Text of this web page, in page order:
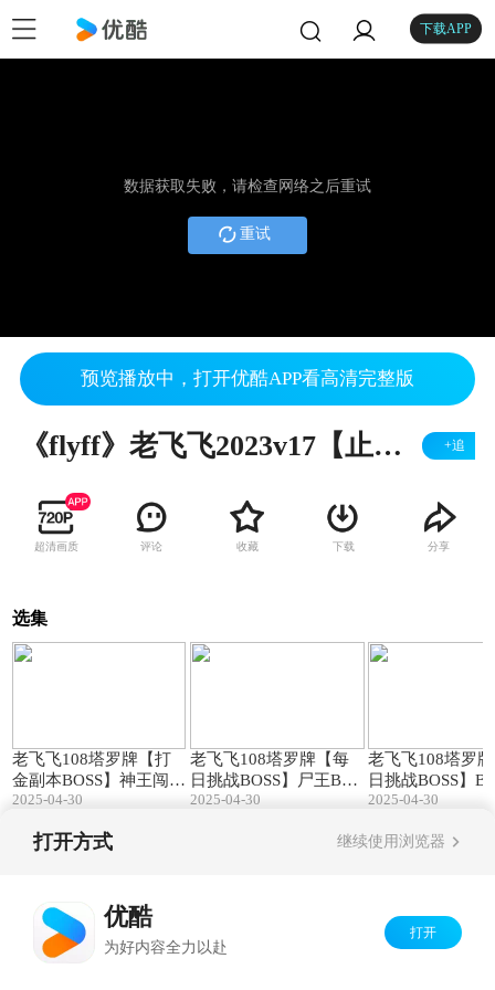
下载APP
数据获取失败，请检查网络之后重试
重试
预览播放中，打开优酷APP看高清完整版
《flyff》老飞飞2023v17【止水日常】冒险者分手名场景，莱斯篇 +追
超清画质 评论 收藏 下载 分享
选集
老飞飞108塔罗牌【打
金副本BOSS】神王闯关
恶魔副本
2025-04-30
老飞飞108塔罗牌【每
日挑战BOSS】尸王BOS
S
2025-04-30
老飞飞108塔罗
日挑战BOSS】
家
2025-04-30
打开方式 继续使用浏览器
优酷
为好内容全力以赴
打开